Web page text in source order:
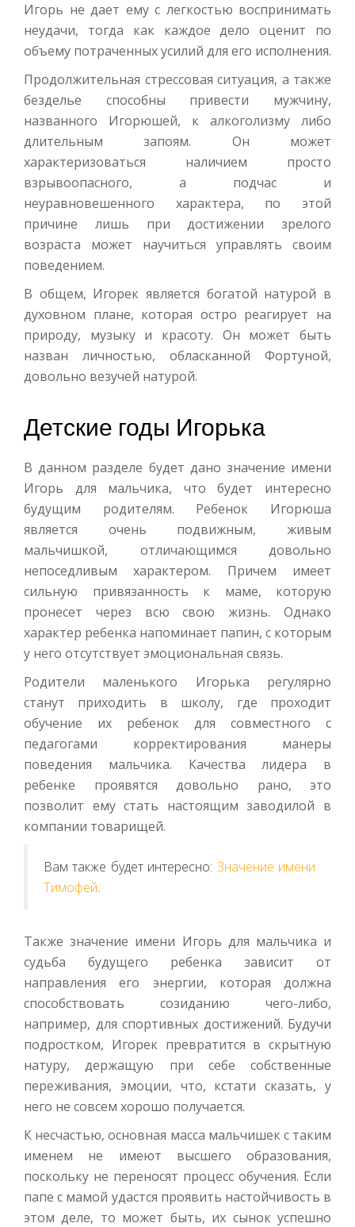
Игорь не дает ему с легкостью воспринимать
неудачи, тогда как каждое дело оценит по
объему потраченных усилий для его исполнения.
Продолжительная стрессовая ситуация, а также
безделье способны привести мужчину,
названного Игорюшей, к алкоголизму либо
длительным запоям. Он может
характеризоваться наличием просто
взрывоопасного, а подчас и
неуравновешенного характера, по этой
причине лишь при достижении зрелого
возраста может научиться управлять своим
поведением.
В общем, Игорек является богатой натурой в
духовном плане, которая остро реагирует на
природу, музыку и красоту. Он может быть
назван личностью, обласканной Фортуной,
довольно везучей натурой.
Детские годы Игорька
В данном разделе будет дано значение имени
Игорь для мальчика, что будет интересно
будущим родителям. Ребенок Игорюша
является очень подвижным, живым
мальчишкой, отличающимся довольно
непоседливым характером. Причем имеет
сильную привязанность к маме, которую
пронесет через всю свою жизнь. Однако
характер ребенка напоминает папин, с которым
у него отсутствует эмоциональная связь.
Родители маленького Игорька регулярно
станут приходить в школу, где проходит
обучение их ребенок для совместного с
педагогами корректирования манеры
поведения мальчика. Качества лидера в
ребенке проявятся довольно рано, это
позволит ему стать настоящим заводилой в
компании товарищей.
Вам также будет интересно: Значение имени
Тимофей.
Также значение имени Игорь для мальчика и
судьба будущего ребенка зависит от
направления его энергии, которая должна
способствовать созиданию чего-либо,
например, для спортивных достижений. Будучи
подростком, Игорек превратится в скрытную
натуру, держащую при себе собственные
переживания, эмоции, что, кстати сказать, у
него не совсем хорошо получается.
К несчастью, основная масса мальчишек с таким
именем не имеют высшего образования,
поскольку не переносят процесс обучения. Если
папе с мамой удастся проявить настойчивость в
этом деле, то может быть, их сынок успешно